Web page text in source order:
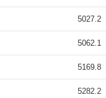
5027.2
5062.1
5169.8
5282.2